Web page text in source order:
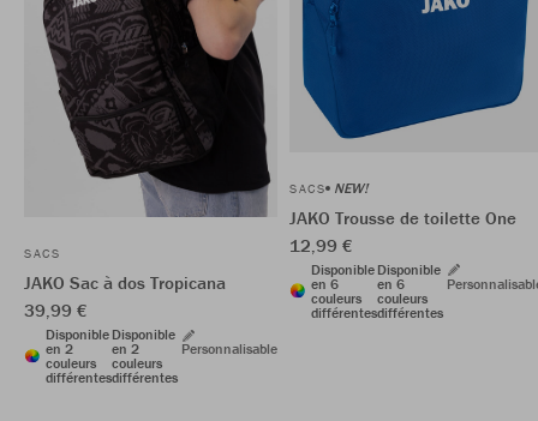
SACS
JAKO Sac à dos Tropicana
39,99 €
Disponible
en 2
couleurs
différentes
Disponible
en 2
couleurs
différentes
Personnalisable
SACS NEW!
JAKO Trousse de toilette One
12,99 €
Disponible
en 6
couleurs
différentes
Disponible
en 6
couleurs
différentes